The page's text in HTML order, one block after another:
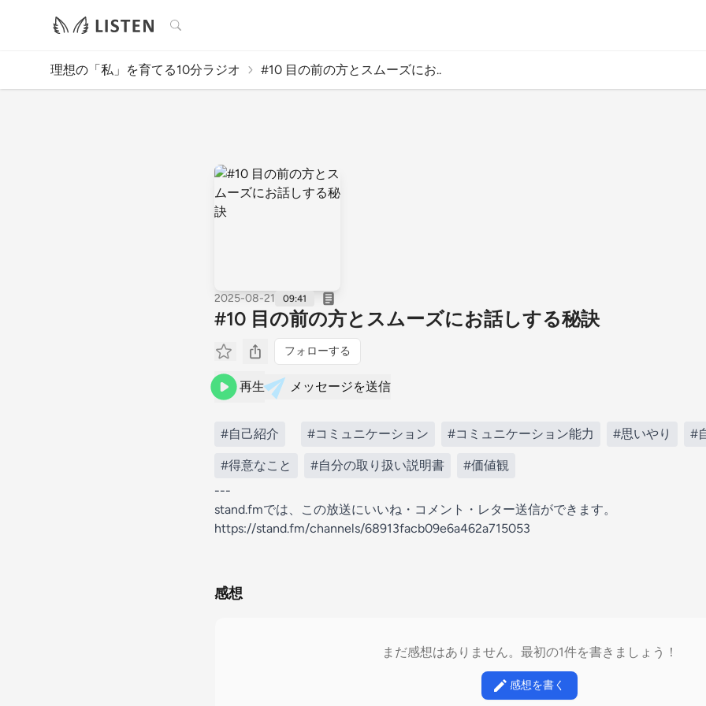
検索
理想の「私」を育てる10分ラジオ #10 目の前の方とスムーズにお..
2025-08-21 09:41
#10 目の前の方とスムーズにお話しする秘訣
フォローする
再生 メッセージを送信
#自己紹介 #コミュニケーション #コミュニケーション能力 #思いやり #
#得意なこと #自分の取り扱い説明書
#価値観
---
stand.fmでは、この放送にいいね・コメント・レター送信ができます。
https://stand.fm/channels/68913facb09e6a462a715053
感想
まだ感想はありません。最初の1件を書きましょう！
感想を書く